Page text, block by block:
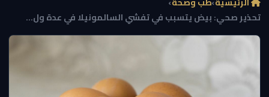
تحذير صحي: بيض يتسبب في تفشي السالمونيلا في عدة ول...